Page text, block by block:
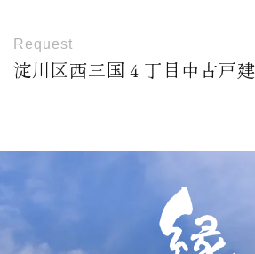
Request
淀川区西三国４丁目中古戸建